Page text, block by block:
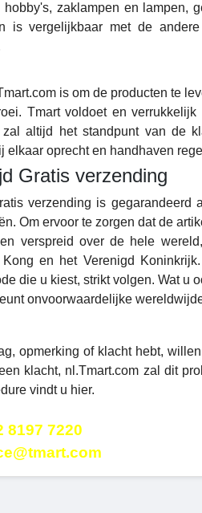
zaklampen en lampen,
is vergelijkbaar met de
is om de producten te
Tmart voldoet en
zal altijd het standpunt van de
elkaar oprecht en handhaven
Gratis verzending
verzending is gegarandeerd
Om ervoor te zorgen dat de
verspreid over de hele
Kong en het Verenigd
die u kiest, strikt volgen. Wat u
onvoorwaardelijke
opmerking of klacht hebt,
klacht, nl.Tmart.com zal dit
vindt u hier.
8197 7220